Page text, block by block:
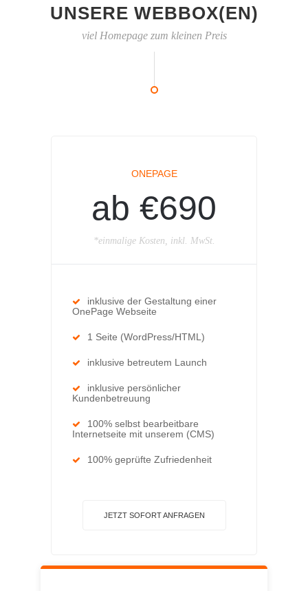
UNSERE WEBBOX(EN)
viel Homepage zum kleinen Preis
ONEPAGE
ab €690
*einmalige Kosten, inkl. MwSt.
inklusive der Gestaltung einer
OnePage Webseite
1 Seite (WordPress/HTML)
inklusive betreutem Launch
inklusive persönlicher
Kundenbetreuung
100% selbst bearbeitbare
Internetseite mit unserem (CMS)
100% geprüfte Zufriedenheit
JETZT SOFORT ANFRAGEN